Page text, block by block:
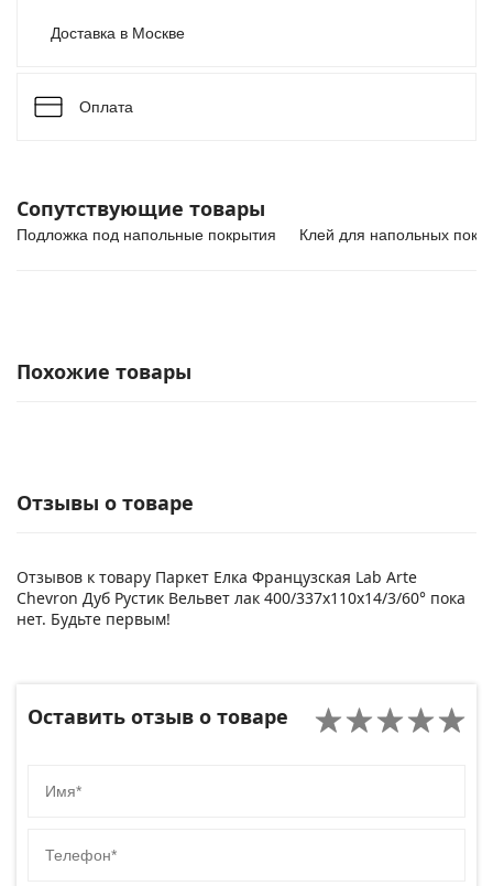
Доставка в Москве
Оплата
Сопутствующие товары
Подложка под напольные покрытия Клей для напольных
Похожие товары
Отзывы о товаре
Отзывов к товару Паркет Елка Французская Lab Arte
Chevron Дуб Рустик Вельвет лак 400/337х110х14/3/60° пока
нет. Будьте первым!
Оставить отзыв о товаре